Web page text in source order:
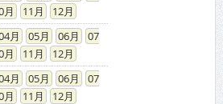
11
12
05 06
07
11
12
05 06
07
11
12